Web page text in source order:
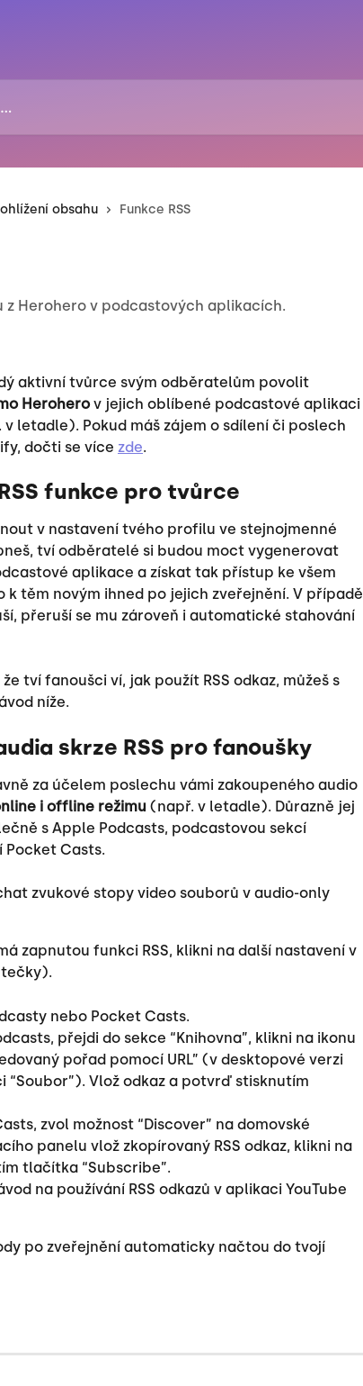
obsahu Funkce RSS
z Herohero v podcastových aplikacích.
aktivní tvůrce svým odběratelům povolit
Herohero v jejich oblíbené podcastové aplikaci
letadle). Pokud máš zájem o sdílení či poslech
dočti se více zde.
funkce pro tvůrce
v nastavení tvého profilu ve stejnojmenné
tví odběratelé si budou moct vygenerovat
aplikace a získat tak přístup ke všem
k těm novým ihned po jejich zveřejnění. V
přeruší se mu zároveň i automatické stahování
tví fanoušci ví, jak použít RSS odkaz, můžeš s
níže.
skrze RSS pro fanoušky
za účelem poslechu vámi zakoupeného audio
i offline režimu (např. v letadle). Důrazně jej
s Apple Podcasts, podcastovou sekcí
Pocket Casts.
zvukové stopy video souborů v audio-only
zapnutou funkci RSS, klikni na další nastavení v
nebo Pocket Casts.
přejdi do sekce “Knihovna”, klikni na ikonu
pořad pomocí URL” (v desktopové verzi
Vlož odkaz a potvrď stisknutím
zvol možnost “Discover” na domovské
panelu vlož zkopírovaný RSS odkaz, klikni na
tlačítka “Subscribe”.
na používání RSS odkazů v aplikaci YouTube
po zveřejnění automaticky načtou do tvojí